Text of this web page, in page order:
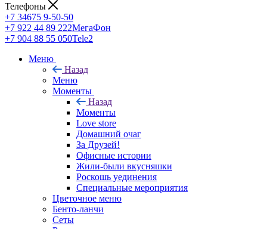
Телефоны
+7 34675 9-50-50
+7 922 44 89 222МегаФон
+7 904 88 55 050Tele2
Меню
Назад
Меню
Моменты
Назад
Моменты
Love store
Домашний очаг
За Друзей!
Офисные истории
Жили-были вкусняшки
Роскошь уединения
Специальные мероприятия
Цветочное меню
Бенто-ланчи
Сеты